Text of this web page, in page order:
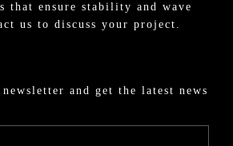
that ensure stability and wave
us to discuss your project.
and get the latest news